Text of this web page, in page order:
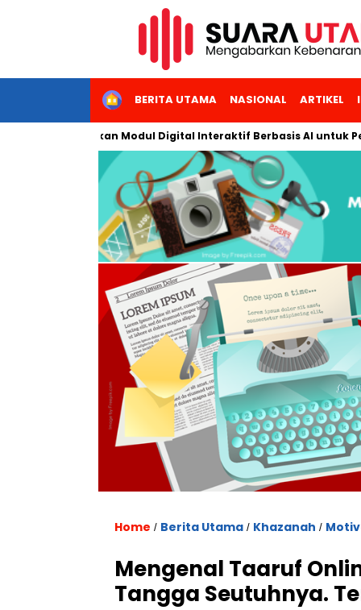
HOMEBERITA UTAMA NASIONAL ARTIKEL
Modul Digital Interaktif Berbasis AI untuk
Home / Berita Utama / Khazanah /
Mengenal Taaruf
Tangga Seutuhnya.